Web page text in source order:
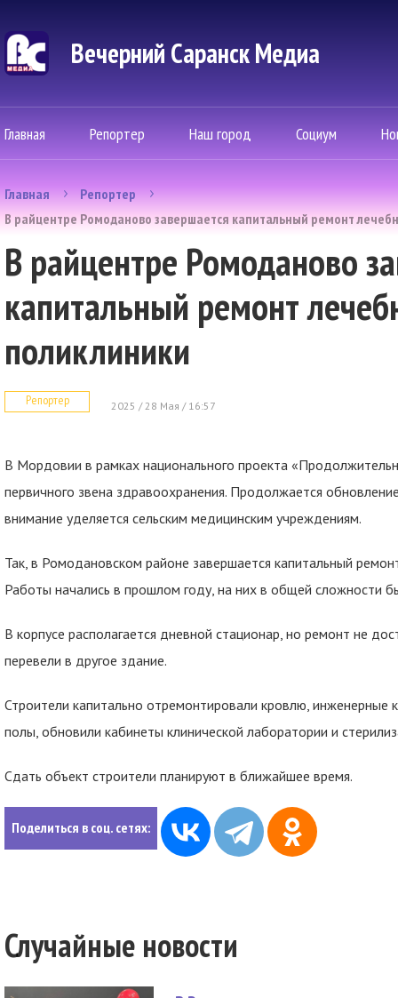
Вечерний Саранск Mедиа
Главная Репортер Наш город Социум
Главная
Репортер
В райцентре Ромоданово завершается капитальный ремонт
В райцентре Ромоданово
капитальный ремонт
поликлиники
Репортер 2025 / 28 Мая / 16:57
В Мордовии в рамках национального проекта
первичного звена здравоохранения. Продолжается
внимание уделяется сельским медицинским учреждениям.
Так, в Ромодановском районе завершается капитальный
Работы начались в прошлом году, на них в общей сложности
В корпусе располагается дневной стационар, но ремонт не
перевели в другое здание.
Строители капитально отремонтировали кровлю, инженерные
полы, обновили кабинеты клинической лаборатории и
Сдать объект строители планируют в ближайшее время.
Поделиться в соц. сетях:
Случайные новости